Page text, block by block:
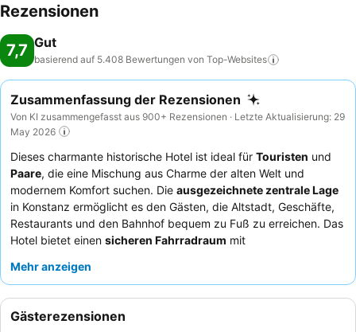
Rezensionen
7,7 Gut
basierend auf 5.408 Bewertungen von Top-Websites
Zusammenfassung der Rezensionen
Von KI zusammengefasst aus 900+ Rezensionen · Letzte Aktualisierung: 29
May 2026
Dieses charmante historische Hotel ist ideal für Touristen und
Paare, die eine Mischung aus Charme der alten Welt und
modernem Komfort suchen. Die ausgezeichnete zentrale Lage
in Konstanz ermöglicht es den Gästen, die Altstadt, Geschäfte,
Restaurants und den Bahnhof bequem zu Fuß zu erreichen. Das
Hotel bietet einen sicheren Fahrradraum mit
Reisende praktisch ist. Die Gäste loben stets das
Frühstücksbuffet
Speisen. Für ein besonderes Erlebnis empfiehlt es sich, ein
Mehr anzeigen
Gästerezensionen